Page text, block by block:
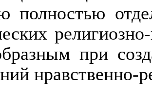
полностью
при
нравственно-